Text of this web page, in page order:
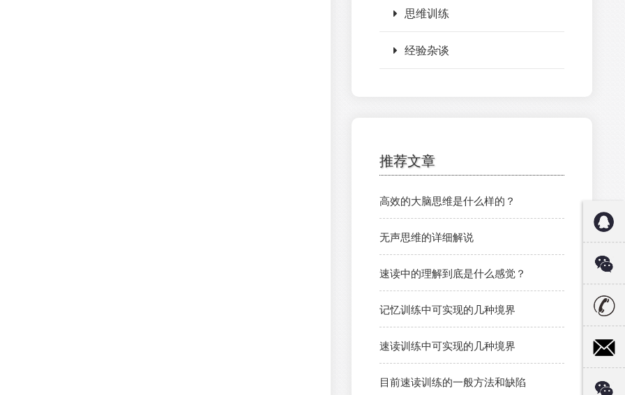
思维训练
经验杂谈
推荐文章
高效的大脑思维是什么样的？
无声思维的详细解说
速读中的理解到底是什么感觉？
记忆训练中可实现的几种境界
速读训练中可实现的几种境界
目前速读训练的一般方法和缺陷